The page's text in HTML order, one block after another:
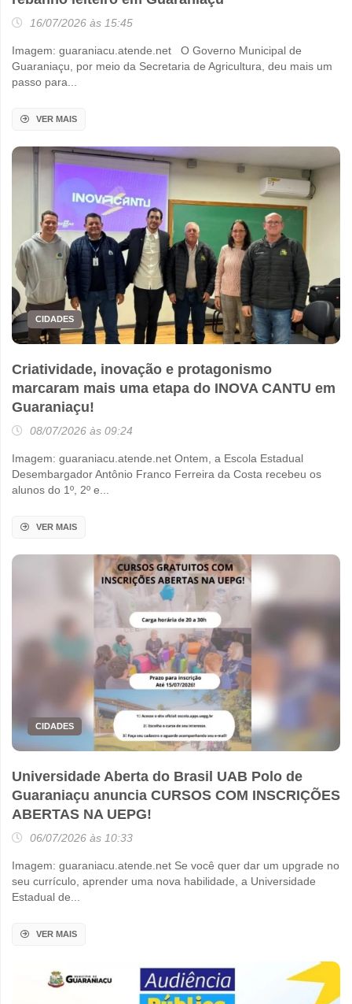
16/07/2026 às 15:45
Imagem: guaraniacu.atende.net O Governo Municipal de
Guaraniaçu, por meio da Secretaria de Agricultura, deu mais um
passo para...
VER MAIS
CIDADES
Criatividade, inovação e protagonismo
marcaram mais uma etapa do INOVA CANTU em
Guaraniaçu!
08/07/2026 às 09:24
Imagem: guaraniacu.atende.net Ontem, a Escola Estadual
Desembargador Antônio Franco Ferreira da Costa recebeu os
alunos do 1º, 2º e...
VER MAIS
CIDADES
Universidade Aberta do Brasil UAB Polo de
Guaraniaçu anuncia CURSOS COM INSCRIÇÕES
ABERTAS NA UEPG!
06/07/2026 às 10:33
Imagem: guaraniacu.atende.net Se você quer dar um upgrade no
seu currículo, aprender uma nova habilidade, a Universidade
Estadual de...
VER MAIS